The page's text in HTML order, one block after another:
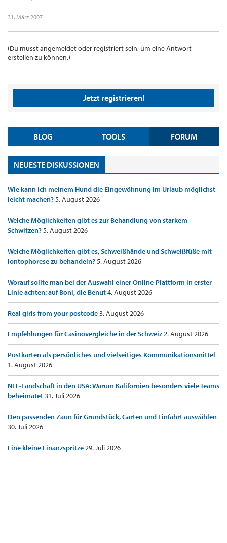
31. März 2007
(Du musst angemeldet oder registriert sein, um eine Antwort
erstellen zu können.)
Jetzt registrieren!
BLOG TOOLS FORUM
NEUESTE DISKUSSIONEN
Wie kann ich meinem Hund die Eingewöhnung im Urlaub möglichst
leicht machen?5. August 2026
Welche Möglichkeiten gibt es zur Behandlung von starkem
Schwitzen?5. August 2026
Welche Möglichkeiten gibt es, Schweißhände und Schweißfüße mit
Iontophorese zu behandeln?5. August 2026
Worauf sollte man bei der Auswahl einer Online-Plattform in erster
Linie achten: auf Boni, die Benut4. August 2026
Real girls from your postcode3. August 2026
Empfehlungen für Casinovergleiche in der Schweiz2. August 2026
Postkarten als persönliches und vielseitiges Kommunikationsmittel
1. August 2026
NFL-Landschaft in den USA: Warum Kalifornien besonders viele Teams
beheimatet31. Juli 2026
Den passenden Zaun für Grundstück, Garten und Einfahrt auswählen
30. Juli 2026
Eine kleine Finanzspritze29. Juli 2026